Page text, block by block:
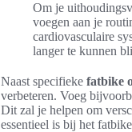
Om je
voegen aan je
cardiovasculaire
langer te kunnen
Naast specifieke fatbike
verbeteren. Voeg
Dit zal je helpen om
essentieel is bij het